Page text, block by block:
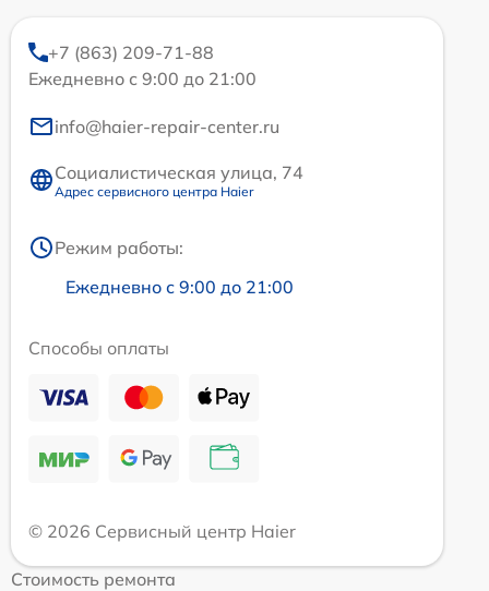
+7 (863) 209-71-88
Ежедневно с 9:00 до 21:00
info@haier-repair-center.ru
Социалистическая улица, 74
Адрес сервисного центра Haier
Режим работы:
Ежедневно с 9:00 до 21:00
Способы оплаты
© 2026 Сервисный центр Haier
Стоимость ремонта